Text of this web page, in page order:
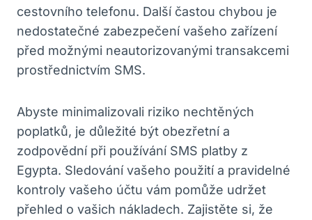
cestovního telefonu. Další častou chybou je
nedostatečné zabezpečení vašeho zařízení
před možnými neautorizovanými transakcemi
prostřednictvím SMS.
Abyste minimalizovali riziko nechtěných
poplatků, je důležité být obezřetní a
zodpovědní při používání SMS platby z
Egypta. Sledování vašeho použití a pravidelné
kontroly vašeho účtu vám pomůže udržet
přehled o vašich nákladech. Zajistěte si, že